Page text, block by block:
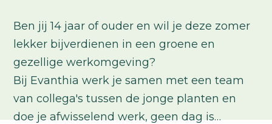
Ben jij 14 jaar of ouder en wil je deze zomer
lekker bijverdienen in een groene en
gezellige werkomgeving?
Bij Evanthia werk je samen met een team
van collega's tussen de jonge planten en
doe je afwisselend werk, geen dag is